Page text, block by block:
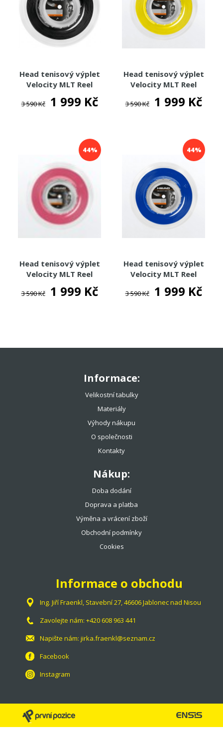
Head tenisový výplet
Velocity MLT Reel
3 590 Kč 1 999 Kč
Head tenisový výplet
Velocity MLT Reel
3 590 Kč 1 999 Kč
44%
Head tenisový výplet
Velocity MLT Reel
3 590 Kč 1 999 Kč
44%
Head tenisový výplet
Velocity MLT Reel
3 590 Kč 1 999 Kč
Informace:
Velikostní tabulky
Materiály
Výhody nákupu
O společnosti
Kontakty
Nákup:
Doba dodání
Doprava a platba
Výměna a vrácení zboží
Obchodní podmínky
Cookies
Informace o obchodu
Ing. Jiří Fraenkl, Stavební 27, 46606 Jablonec nad Nisou
Zavolejte nám: +420 608 963 441
Napište nám: jirka.fraenkl@seznam.cz
Facebook
Instagram